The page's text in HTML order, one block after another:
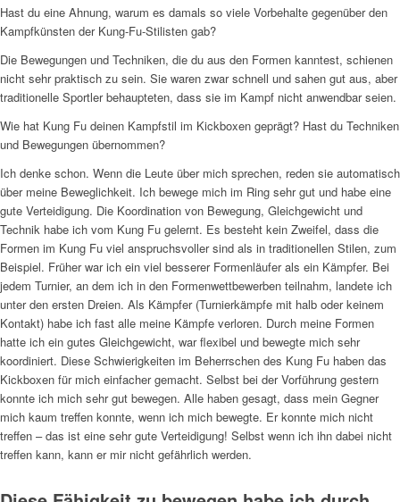
Hast du eine Ahnung, warum es damals so viele Vorbehalte gegenüber den
Kampfkünsten der Kung-Fu-Stilisten gab?
Die Bewegungen und Techniken, die du aus den Formen kanntest, schienen
nicht sehr praktisch zu sein. Sie waren zwar schnell und sahen gut aus, aber
traditionelle Sportler behaupteten, dass sie im Kampf nicht anwendbar seien.
Wie hat Kung Fu deinen Kampfstil im Kickboxen geprägt? Hast du Techniken
und Bewegungen übernommen?
Ich denke schon. Wenn die Leute über mich sprechen, reden sie automatisch
über meine Beweglichkeit. Ich bewege mich im Ring sehr gut und habe eine
gute Verteidigung. Die Koordination von Bewegung, Gleichgewicht und
Technik habe ich vom Kung Fu gelernt. Es besteht kein Zweifel, dass die
Formen im Kung Fu viel anspruchsvoller sind als in traditionellen Stilen, zum
Beispiel. Früher war ich ein viel besserer Formenläufer als ein Kämpfer. Bei
jedem Turnier, an dem ich in den Formenwettbewerben teilnahm, landete ich
unter den ersten Dreien. Als Kämpfer (Turnierkämpfe mit halb oder keinem
Kontakt) habe ich fast alle meine Kämpfe verloren. Durch meine Formen
hatte ich ein gutes Gleichgewicht, war flexibel und bewegte mich sehr
koordiniert. Diese Schwierigkeiten im Beherrschen des Kung Fu haben das
Kickboxen für mich einfacher gemacht. Selbst bei der Vorführung gestern
konnte ich mich sehr gut bewegen. Alle haben gesagt, dass mein Gegner
mich kaum treffen konnte, wenn ich mich bewegte. Er konnte mich nicht
treffen – das ist eine sehr gute Verteidigung! Selbst wenn ich ihn dabei nicht
treffen kann, kann er mir nicht gefährlich werden.